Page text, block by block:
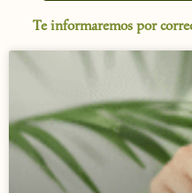
Te informaremos por